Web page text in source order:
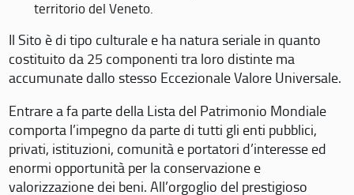
territorio del Veneto.
Il Sito è di tipo culturale e ha natura seriale in quanto
costituito da 25 componenti tra loro distinte ma
accumunate dallo stesso Eccezionale Valore Universale.
Entrare a fa parte della Lista del Patrimonio Mondiale
comporta l’impegno da parte di tutti gli enti pubblici,
privati, istituzioni, comunità e portatori d’interesse ed
enormi opportunità per la conservazione e
valorizzazione dei beni. All’orgoglio del prestigioso